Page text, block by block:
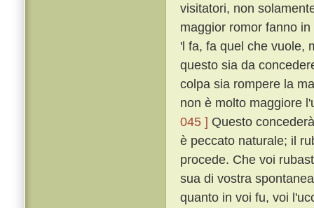
visitatori, non
maggior romor fanno
'l fa, fa quel che vuole,
questo sia da
colpa sia rompere la
non è molto maggiore
045 ] Questo
è peccato naturale; il
procede. Che voi
sua di vostra
quanto in voi fu, voi